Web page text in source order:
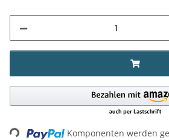
Loading... Komponenten werden